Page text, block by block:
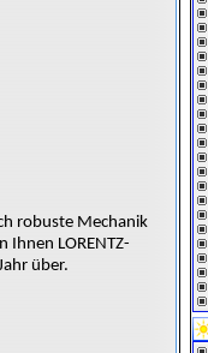
robuste Mechanik
Ihnen LORENTZ-
über.